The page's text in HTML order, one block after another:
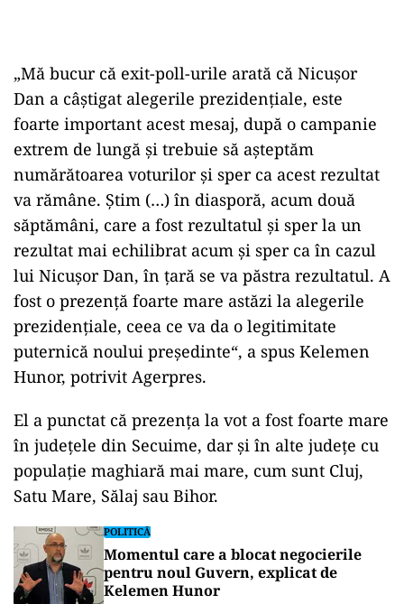
„Mă bucur că exit-poll-urile arată că Nicușor
Dan a câștigat alegerile prezidențiale, este
foarte important acest mesaj, după o campanie
extrem de lungă și trebuie să așteptăm
numărătoarea voturilor și sper ca acest rezultat
va rămâne. Știm (…) în diasporă, acum două
săptămâni, care a fost rezultatul și sper la un
rezultat mai echilibrat acum și sper ca în cazul
lui Nicușor Dan, în țară se va păstra rezultatul. A
fost o prezență foarte mare astăzi la alegerile
prezidențiale, ceea ce va da o legitimitate
puternică noului președinte“, a spus Kelemen
Hunor, potrivit Agerpres.
El a punctat că prezența la vot a fost foarte mare
în județele din Secuime, dar și în alte județe cu
populație maghiară mai mare, cum sunt Cluj,
Satu Mare, Sălaj sau Bihor.
POLITICĂ
Momentul care a blocat negocierile
pentru noul Guvern, explicat de
Kelemen Hunor